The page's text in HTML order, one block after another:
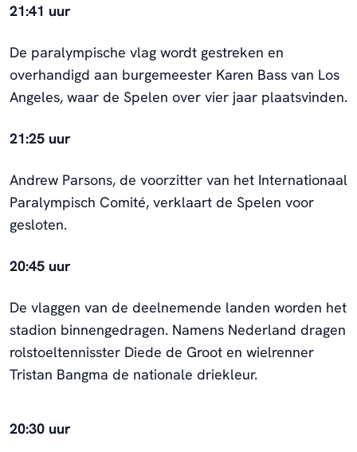
21:41 uur
De paralympische vlag wordt gestreken en
overhandigd aan burgemeester Karen Bass van Los
Angeles, waar de Spelen over vier jaar plaatsvinden.
21:25 uur
Andrew Parsons, de voorzitter van het Internationaal
Paralympisch Comité, verklaart de Spelen voor
gesloten.
20:45 uur
De vlaggen van de deelnemende landen worden het
stadion binnengedragen. Namens Nederland dragen
rolstoeltennisster Diede de Groot en wielrenner
Tristan Bangma de nationale driekleur.
20:30 uur